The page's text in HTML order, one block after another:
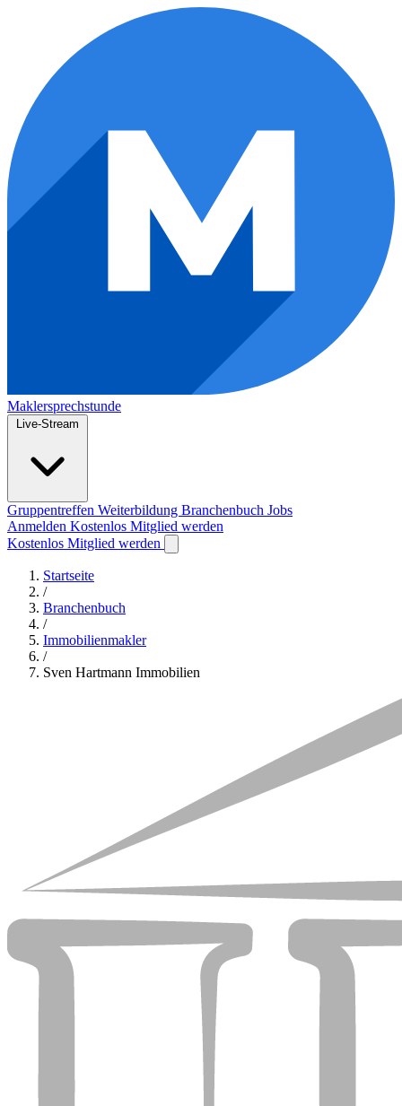
Maklersprechstunde
Live-Stream
Gruppentreffen Weiterbildung Branchenbuch Jobs
Anmelden Kostenlos Mitglied werden
Kostenlos Mitglied werden
Startseite
/
Branchenbuch
/
Immobilienmakler
/
Sven Hartmann Immobilien